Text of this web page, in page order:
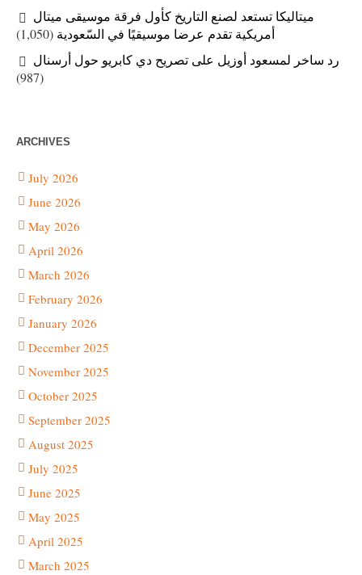
ميتاليكا تستعد لصنع التاريخ كأول فرقة موسيقى ميتال
أمريكية تقدم عرضا موسيقيًا في السّعودية (1,050)
رد ساخر لمسعود أوزيل على تصريح دي كابريو حول أرسنال
(987)
ARCHIVES
July 2026
June 2026
May 2026
April 2026
March 2026
February 2026
January 2026
December 2025
November 2025
October 2025
September 2025
August 2025
July 2025
June 2025
May 2025
April 2025
March 2025